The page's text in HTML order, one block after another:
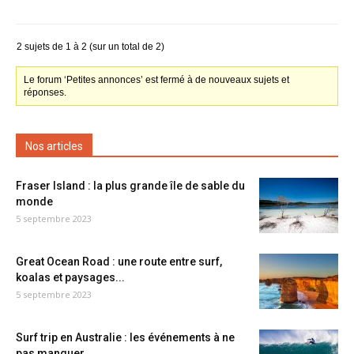
2 sujets de 1 à 2 (sur un total de 2)
Le forum ‘Petites annonces’ est fermé à de nouveaux sujets et
réponses.
Nos articles
Fraser Island : la plus grande île de sable du
monde
5 septembre 2023
Great Ocean Road : une route entre surf,
koalas et paysages...
5 septembre 2023
Surf trip en Australie : les événements à ne